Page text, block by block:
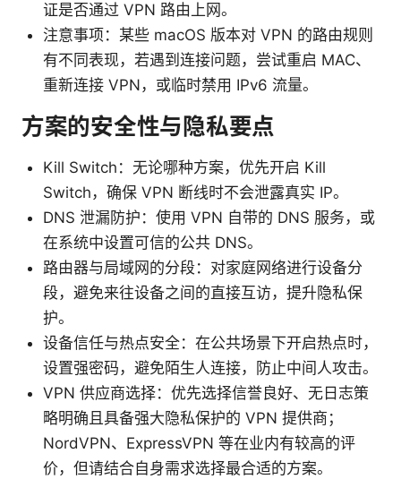
证是否通过 VPN 路由上网。
注意事项：某些 macOS 版本对 VPN 的路由规则
有不同表现，若遇到连接问题，尝试重启 MAC、
重新连接 VPN，或临时禁用 IPv6 流量。
方案的安全性与隐私要点
Kill Switch：无论哪种方案，优先开启 Kill
Switch，确保 VPN 断线时不会泄露真实 IP。
DNS 泄漏防护：使用 VPN 自带的 DNS 服务，或
在系统中设置可信的公共 DNS。
路由器与局域网的分段：对家庭网络进行设备分
段，避免来往设备之间的直接互访，提升隐私保
护。
设备信任与热点安全：在公共场景下开启热点时，
设置强密码，避免陌生人连接，防止中间人攻击。
VPN 供应商选择：优先选择信誉良好、无日志策
略明确且具备强大隐私保护的 VPN 提供商；
NordVPN、ExpressVPN 等在业内有较高的评
价，但请结合自身需求选择最合适的方案。